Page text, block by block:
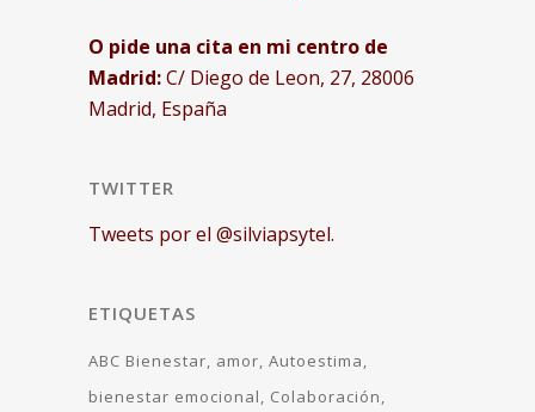
O pide una cita en mi centro de
Madrid:C/ Diego de Leon, 27, 28006
Madrid, España
TWITTER
Tweets por el @silviapsytel.
ETIQUETAS
ABC Bienestar amor Autoestima
bienestar emocional
Colaboración